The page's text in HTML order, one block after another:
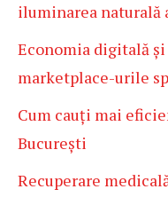
iluminarea naturală
Economia digitală
marketplace-urile
Cum cauți mai
București
Recuperare